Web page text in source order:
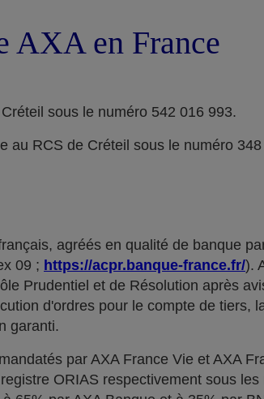
AXA en France
sous le numéro 542 016 993.
au RCS de Créteil sous le numéro
agréés en qualité de banque
09 ; https://acpr.banque-france.fr/).
Prudentiel et de Résolution après
d'ordres pour le compte de tiers,
garanti.
par AXA France Vie et AXA
ORIAS respectivement sous les